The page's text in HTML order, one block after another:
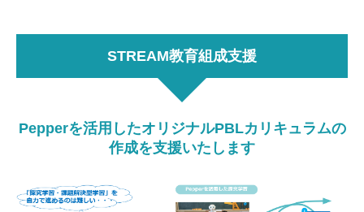
STREAM教育組成支援
Pepperを活用したオリジナルPBLカリキュラムの
作成を支援いたします